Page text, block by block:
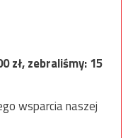
zł, zebraliśmy:15
wsparcia naszej